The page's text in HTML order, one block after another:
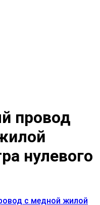
провод
нулевого
с медной жилой